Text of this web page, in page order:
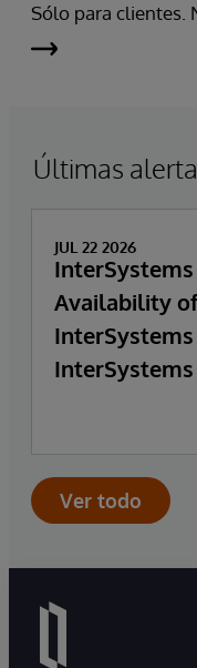
Sólo para clientes.
Últimas
JUL 22 2026
Availability
Ver todo